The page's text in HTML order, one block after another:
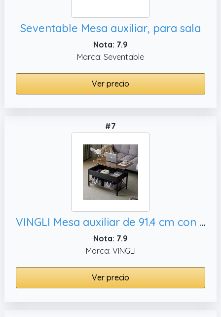
Seventable Mesa auxiliar, para sala
Nota: 7.9
Marca: Seventable
Ver precio
#7
VINGLI Mesa auxiliar de 91.4 cm con tapa elevable y contenedores de almacenamiento de tela, pequeña mesa de centro moderna para espacios
Nota: 7.9
Marca: VINGLI
Ver precio